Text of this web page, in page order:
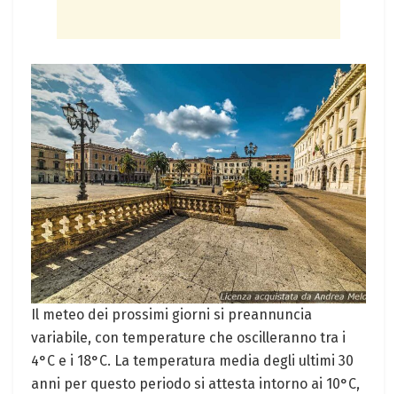
Il meteo dei prossimi giorni si preannuncia
variabile, con temperature che oscilleranno tra i
4°C e i 18°C. La temperatura media degli ultimi 30
anni per questo periodo si attesta intorno ai 10°C,